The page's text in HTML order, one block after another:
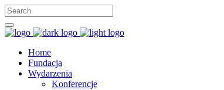
Home
Fundacja
Wydarzenia
Konferencje